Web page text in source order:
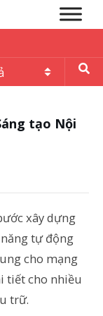
tạo Nội
xây dựng
tự động
cho mạng
tiết cho nhiều
trữ.